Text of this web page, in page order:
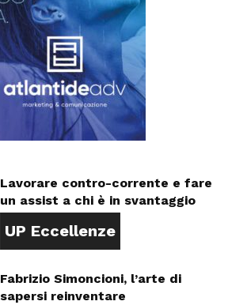
Lavorare contro-corrente e fare
un assist a chi è in svantaggio
UP Eccellenze
Fabrizio Simoncioni, l’arte di
sapersi reinventare